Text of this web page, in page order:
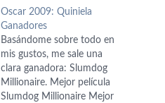
Oscar 2009: Quiniela
Ganadores
Basándome sobre todo en
mis gustos, me sale una
clara ganadora: Slumdog
Millionaire. Mejor película
Slumdog Millionaire Mejor